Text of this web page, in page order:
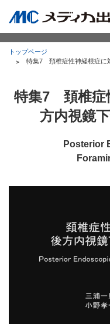
トップページ
特集7 頚椎症性神経根症に
特集7 頚椎症
方内視鏡
Posterior